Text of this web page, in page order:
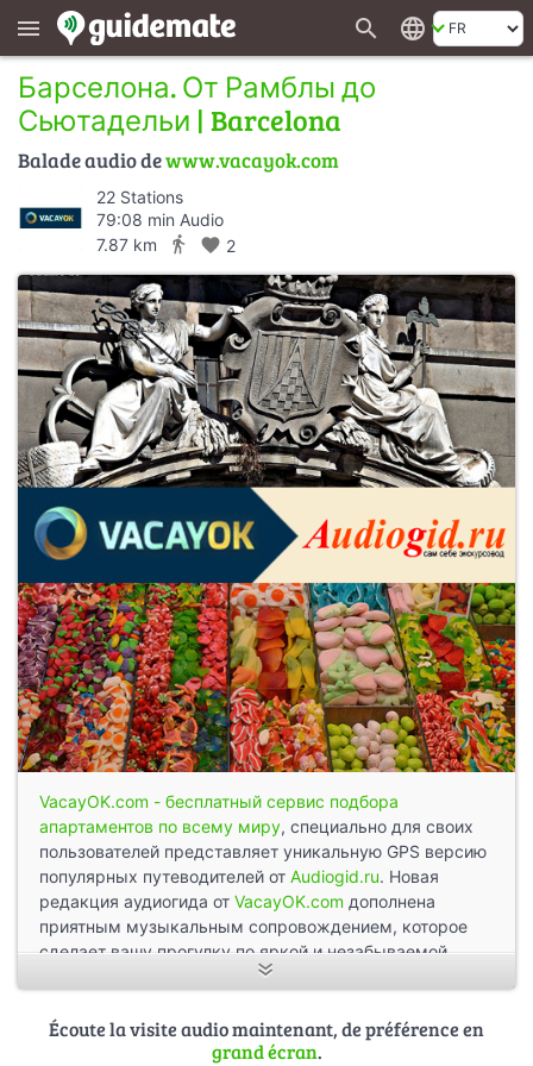
menu search language
Барселона. От Рамблы до
Сьютадельи | Barcelona
Balade audio dewww.vacayok.com
22 Stations
79:08 min Audio
7.87 km
directions_walk favorite 2
VacayOK.com - бесплатный сервис подбора
апартаментов по всему миру, специально для своих
пользователей представляет уникальную GPS версию
популярных путеводителей от Audiogid.ru. Новая
редакция аудиогида от VacayOK.com дополнена
приятным музыкальным сопровождением, которое
сделает вашу прогулку по яркой и незабываемой
Барселоне еще увлекательнее.
Барселона. Сказочный город. Город, достойный быть
столицей не только Каталонии, но и всей Испании.
Écoute la visite audio maintenant, de préférence en
grand écran.